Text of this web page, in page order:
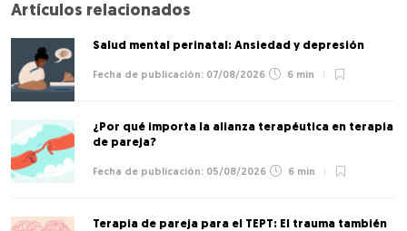
Artículos relacionados
Salud mental perinatal: Ansiedad y depresión
07/08/2026 6 min
¿Por qué importa la alianza terapéutica en terapia
de pareja?
05/08/2026 6 min
Terapia de pareja para el TEPT: El trauma también